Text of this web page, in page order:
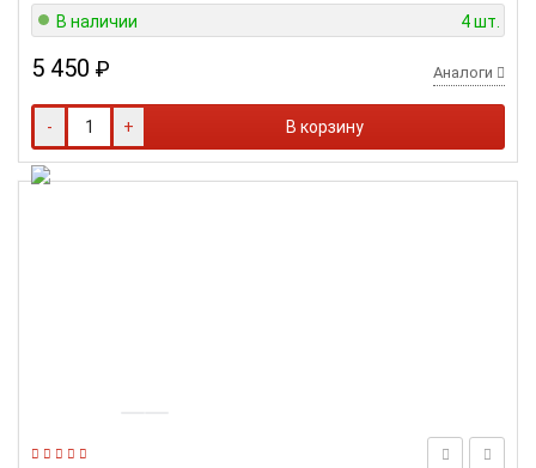
В наличии 4 шт.
5 450 ₽ Аналоги
- + В корзину